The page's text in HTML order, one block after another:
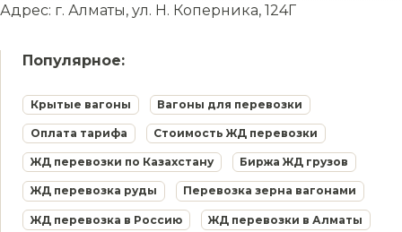
Адрес: г. Алматы, ул. Н. Коперника, 124Г
Популярное:
Крытые вагоны Вагоны для перевозки
Оплата тарифа Стоимость ЖД перевозки
ЖД перевозки по Казахстану Биржа ЖД грузов
ЖД перевозка руды Перевозка зерна вагонами
ЖД перевозка в Россию ЖД перевозки в Алматы